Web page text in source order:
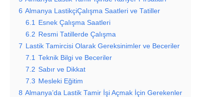
6 Almanya LastikçiÇalışma Saatleri ve Tatiller
6.1 Esnek Çalışma Saatleri
6.2 Resmi Tatillerde Çalışma
7 Lastik Tamircisi Olarak Gereksinimler ve Beceriler
7.1 Teknik Bilgi ve Beceriler
7.2 Sabır ve Dikkat
7.3 Mesleki Eğitim
8 Almanya’da Lastik Tamir İşi Açmak İçin Gerekenler